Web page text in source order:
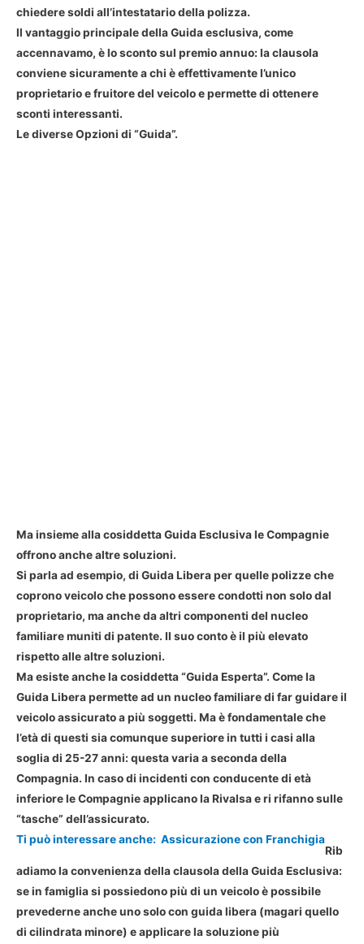
chiedere soldi all’intestatario della polizza.
Il vantaggio principale della Guida esclusiva, come
accennavamo, è lo sconto sul premio annuo: la clausola
conviene sicuramente a chi è effettivamente l’unico
proprietario e fruitore del veicolo e permette di ottenere
sconti interessanti.
Le diverse Opzioni di “Guida”.
Ma insieme alla cosiddetta Guida Esclusiva le Compagnie
offrono anche altre soluzioni.
Si parla ad esempio, di Guida Liberaper quelle polizze che
coprono veicolo che possono essere condotti non solo dal
proprietario, ma anche da altri componenti del nucleo
familiare muniti di patente. Il suo conto è il più elevato
rispetto alle altre soluzioni.
Ma esiste anche la cosiddetta“Guida Esperta”. Come la
Guida Libera permette ad un nucleo familiare di far guidare il
veicolo assicurato a più soggetti. Ma è fondamentale che
l’età di questi sia comunque superiore in tutti i casi alla
soglia di 25-27 anni: questa varia a seconda della
Compagnia. In caso di incidenti con conducente di età
inferiore le Compagnie applicano la Rivalsa e ri rifanno sulle
“tasche” dell’assicurato.
Ti può interessare anche: Assicurazione con Franchigia
Rib
adiamo la convenienza della clausola della Guida Esclusiva:
se in famiglia si possiedono più di un veicolo è possibile
prevederne anche uno solo con guida libera (magari quello
di cilindrata minore) e applicare la soluzione più